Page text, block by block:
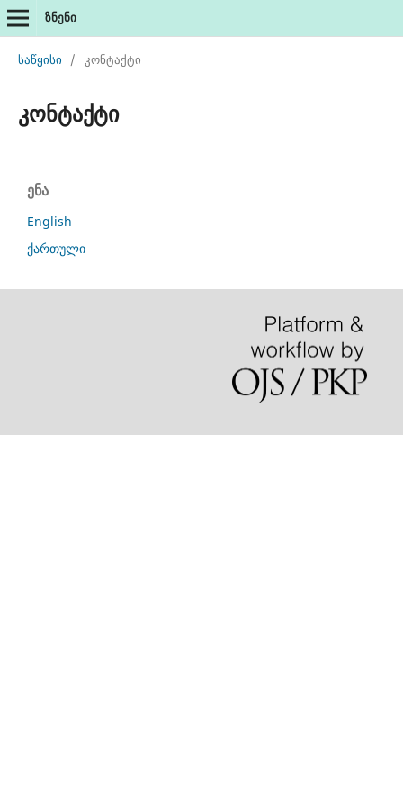
ზნენი
საწყისი / კონტაქტი
კონტაქტი
ენა
English
ქართული